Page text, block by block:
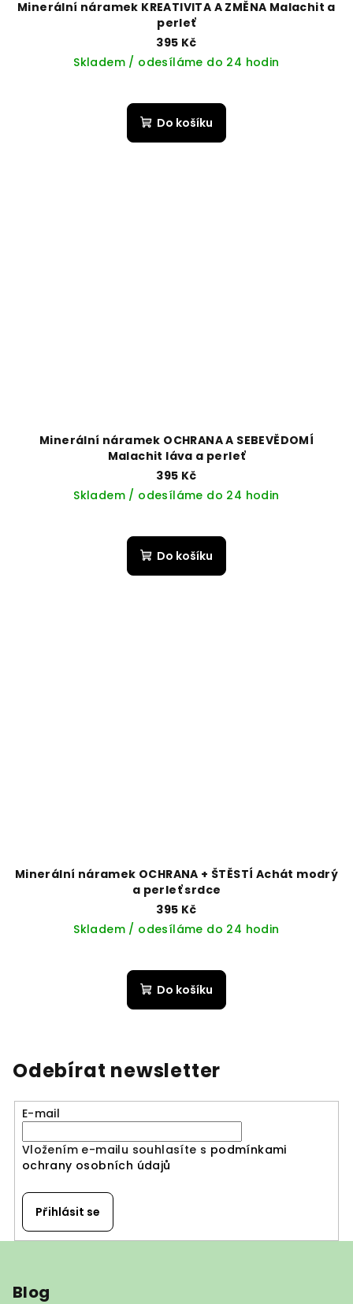
Minerální náramek KREATIVITA A ZMĚNA Malachit a
perleť
395 Kč
Skladem / odesíláme do 24 hodin
Do košíku
Minerální náramek OCHRANA A SEBEVĚDOMÍ
Malachit láva a perleť
395 Kč
Skladem / odesíláme do 24 hodin
Do košíku
Minerální náramek OCHRANA + ŠTĚSTÍ Achát modrý
a perleť srdce
395 Kč
Skladem / odesíláme do 24 hodin
Do košíku
Odebírat newsletter
E-mail
Vložením e-mailu souhlasíte s podmínkami
ochrany osobních údajů
Přihlásit se
Blog